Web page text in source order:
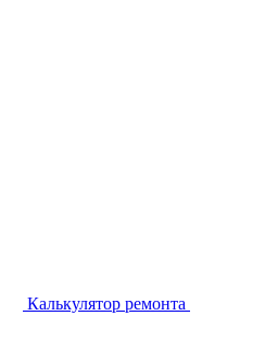
Калькулятор ремонта